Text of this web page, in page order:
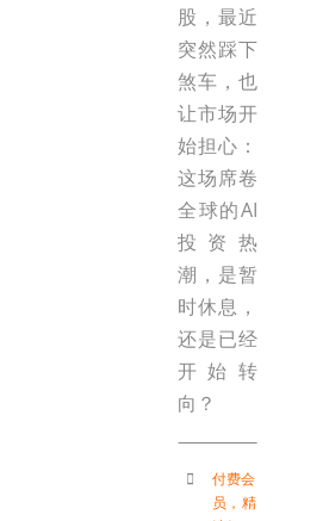
股，最近
突然踩下
煞车，也
让市场开
始担心：
这场席卷
全球的AI
投资热
潮，是暂
时休息，
还是已经
开始转
向？
付费会
员 ， 精